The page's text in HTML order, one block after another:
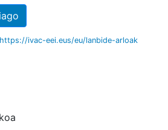
https://ivac-eei.eus/eu/lanbide-arloak